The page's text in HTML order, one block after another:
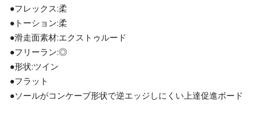
●フレックス:柔
●トーション:柔
●滑走面素材:エクストゥルード
●フリーラン:◎
●形状:ツイン
●フラット
●ソールがコンケーブ形状で逆エッジしにくい上達促進ボード